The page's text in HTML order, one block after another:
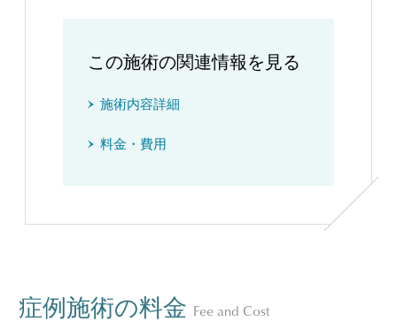
この施術の関連情報を見る
施術内容詳細
料金・費用
症例施術の料金 Fee and Cost